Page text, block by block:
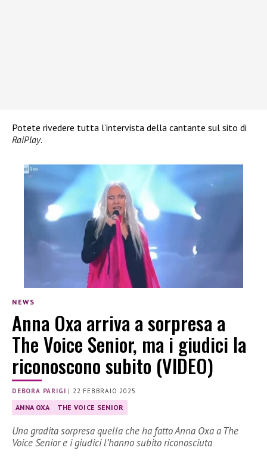
Potete rivedere tutta l’intervista della cantante sul sito di
RaiPlay.
NEWS
Anna Oxa arriva a sorpresa a
The Voice Senior, ma i giudici la
riconoscono subito (VIDEO)
DEBORA PARIGI | 22 FEBBRAIO 2025
ANNA OXA THE VOICE SENIOR
Una gradita sorpresa quella che ha fatto Anna Oxa a The
Voice Senior e i giudici l’hanno subito riconosciuta